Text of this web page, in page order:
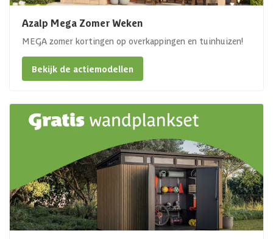
Azalp Mega Zomer Weken
MEGA zomer kortingen op overkappingen en tuinhuizen!
Bekijk de actiemodellen